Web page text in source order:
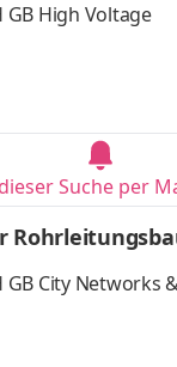
GB High Voltage
Suche per
GB City Networks